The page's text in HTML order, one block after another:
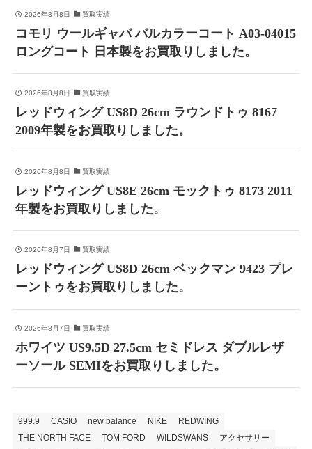
2026年8月8日 買取実績
コモリ ウールギャバ バルカラーコート A03-04015
ロングコート 日本製をお買取りしました。
2026年8月8日 買取実績
レッドウィング US8D 26cm ラウンドトゥ 8167
2009年製をお買取りしました。
2026年8月8日 買取実績
レッドウィング US8E 26cm モックトゥ 8173 2011
年製をお買取りしました。
2026年8月7日 買取実績
レッドウィング US8D 26cm ベックマン 9423 プレ
ーントゥをお買取りしました。
2026年8月7日 買取実績
ホワイツ US9.5D 27.5cm セミドレス ダブルレザ
ーソール SEMIをお買取りしました。
999.9 CASIO new balance NIKE
REDWING
THE NORTH FACE
TOM FORD WILDSWANS
アクセサリー